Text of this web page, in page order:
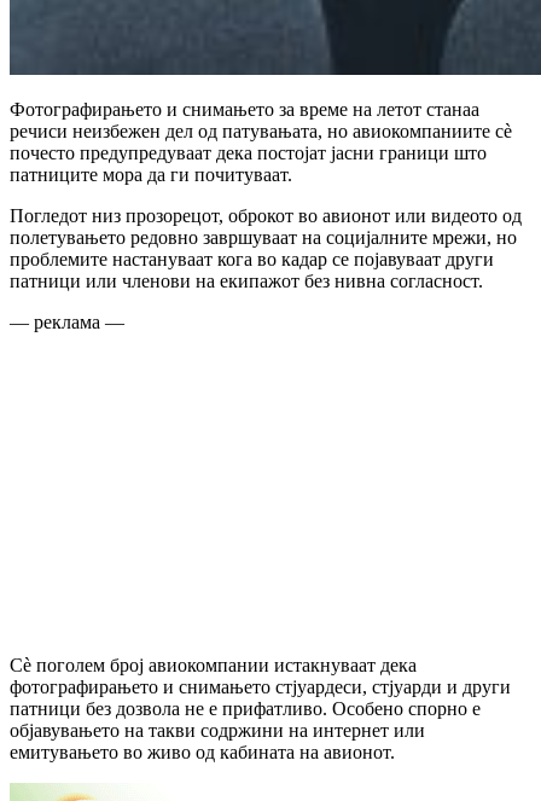
Фотографирањето и снимањето за време на летот станаа
речиси неизбежен дел од патувањата, но авиокомпаниите сè
почесто предупредуваат дека постојат јасни граници што
патниците мора да ги почитуваат.
Погледот низ прозорецот, оброкот во авионот или видеото од
полетувањето редовно завршуваат на социјалните мрежи, но
проблемите настануваат кога во кадар се појавуваат други
патници или членови на екипажот без нивна согласност.
— реклама —
Сè поголем број авиокомпании истакнуваат дека
фотографирањето и снимањето стјуардеси, стјуарди и други
патници без дозвола не е прифатливо. Особено спорно е
објавувањето на такви содржини на интернет или
емитувањето во живо од кабината на авионот.